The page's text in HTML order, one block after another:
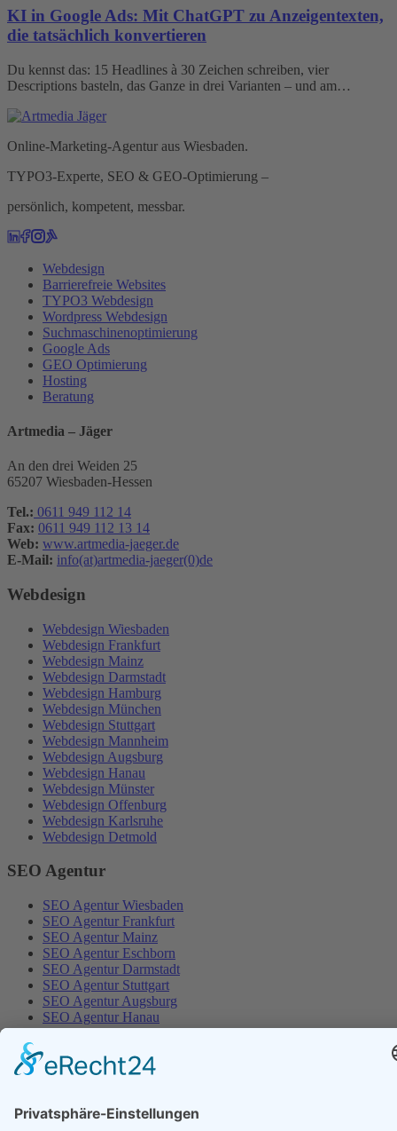
KI in Google Ads: Mit ChatGPT zu Anzeigentexten,
die tatsächlich konvertieren
Du kennst das: 15 Headlines à 30 Zeichen schreiben, vier
Descriptions basteln, das Ganze in drei Varianten – und am…
Online-Marketing-Agentur aus Wiesbaden.
TYPO3-Experte, SEO & GEO-Optimierung –
persönlich, kompetent, messbar.
Webdesign
Barrierefreie Websites
TYPO3 Webdesign
Wordpress Webdesign
Suchmaschinenoptimierung
Google Ads
GEO Optimierung
Hosting
Beratung
Artmedia – Jäger
An den drei Weiden 25
65207 Wiesbaden-Hessen
Tel.: 0611 949 112 14
Fax: 0611 949 112 13 14
Web: www.artmedia-jaeger.de
E-Mail: info(at)artmedia-jaeger(0)de
Webdesign
Webdesign Wiesbaden
Webdesign Frankfurt
Webdesign Mainz
Webdesign Darmstadt
Webdesign Hamburg
Webdesign München
Webdesign Stuttgart
Webdesign Mannheim
Webdesign Augsburg
Webdesign Hanau
Webdesign Münster
Webdesign Offenburg
Webdesign Karlsruhe
Webdesign Detmold
SEO Agentur
SEO Agentur Wiesbaden
SEO Agentur Frankfurt
SEO Agentur Mainz
SEO Agentur Eschborn
SEO Agentur Darmstadt
SEO Agentur Stuttgart
SEO Agentur Augsburg
SEO Agentur Hanau
SEO Agentur Offenbach
SEO Agentur Münster
© 2026 Artmedia Jäger – Online-Marketing-Agentur Wiesbaden